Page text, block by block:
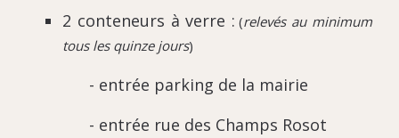
2 conteneurs à verre : (relevés au minimum
tous les quinze jours)
- entrée parking de la mairie
- entrée rue des Champs Rosot